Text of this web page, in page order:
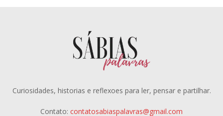
Curiosidades, historias e reflexoes para ler, pensar e partilhar.
Contato: contatosabiaspalavras@gmail.com